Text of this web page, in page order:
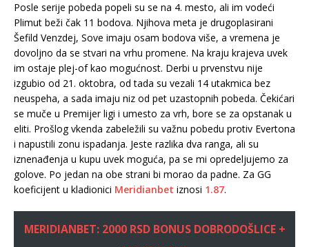
Posle serije pobeda popeli su se na 4. mesto, ali im vodeći
Plimut beži čak 11 bodova. Njihova meta je drugoplasirani
Šefild Venzdej, Sove imaju osam bodova više, a vremena je
dovoljno da se stvari na vrhu promene. Na kraju krajeva uvek
im ostaje plej-of kao mogućnost. Derbi u prvenstvu nije
izgubio od 21. oktobra, od tada su vezali 14 utakmica bez
neuspeha, a sada imaju niz od pet uzastopnih pobeda. Čekićari
se muče u Premijer ligi i umesto za vrh, bore se za opstanak u
eliti. Prošlog vkenda zabeležili su važnu pobedu protiv Evertona
i napustili zonu ispadanja. Jeste razlika dva ranga, ali su
iznenađenja u kupu uvek moguća, pa se mi opredeljujemo za
golove. Po jedan na obe strani bi morao da padne. Za GG
koeficijent u kladionici Meridianbet iznosi 1.87.
MERIDIANBET: 2000 RSD BONUS DOBRODOŠLICE +